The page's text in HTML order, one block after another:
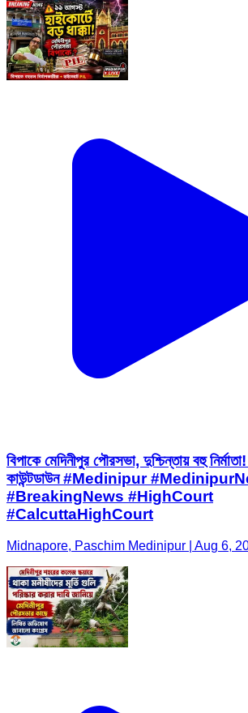
বিপাকে মেদিনীপুর পৌরসভা, দুশ্চিন্তায় বহু
কাউন্টডাউন #Medinipur
#BreakingNews #HighCourt
#CalcuttaHighCourt
Midnapore, Paschim Medinipur | Aug 6,